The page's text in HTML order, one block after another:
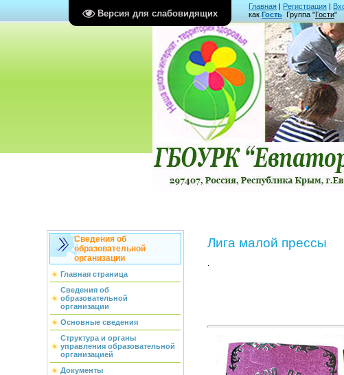
Версия для слабовидящих
Главная | Регистрация |
как Гость Группа "Гости"
Сведения об
образовательной
организации
Главная страница
Сведения об
образовательной
организации
Основные сведения
Структура и органы
управления образовательной
организацией
Документы
Лига малой прессы